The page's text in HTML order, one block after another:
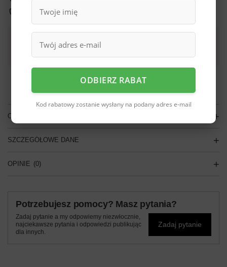
Bezpieczne zakupy
Darmowa dostawa do paczkomatu lub punktu
odbioru
OPIS
SZCZEGÓŁOWE DANE
OPINIE (0)
Potrzebujesz pomocy? Masz pytania?
Zadaj pytanie a my odpowiemy niezwłocznie,
najciekawsze pytania i odpowiedzi publikując
dla innych.
Zadaj pytanie
ODBIERZ RABAT
Kod rabatowy zostanie wysłany na podany adres e-mail